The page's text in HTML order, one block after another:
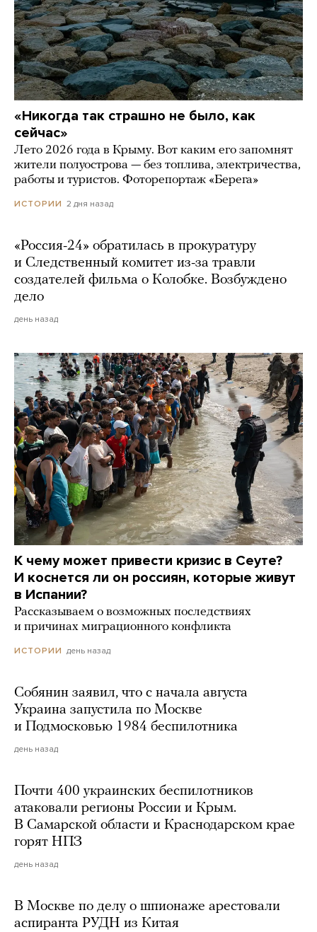
«Никогда так страшно не было, как
сейчас»
Лето 2026 года в Крыму. Вот каким его запомнят
жители полуострова — без топлива, электричества,
работы и туристов. Фоторепортаж «Берега»
ИСТОРИИ 2 дня назад
«Россия-24» обратилась в прокуратуру
и Следственный комитет из-за травли
создателей фильма о Колобке. Возбуждено
дело
день назад
К чему может привести кризис в Сеуте?
И коснется ли он россиян, которые живут
в Испании?
Рассказываем о возможных последствиях
и причинах миграционного конфликта
ИСТОРИИ день назад
Собянин заявил, что с начала августа
Украина запустила по Москве
и Подмосковью 1984 беспилотника
день назад
Почти 400 украинских беспилотников
атаковали регионы России и Крым.
В Самарской области и Краснодарском крае
горят НПЗ
день назад
В Москве по делу о шпионаже арестовали
аспиранта РУДН из Китая